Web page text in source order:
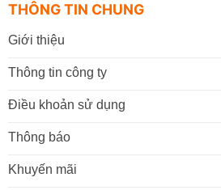
THÔNG TIN CHUNG
Giới thiệu
Thông tin công ty
Điều khoản sử dụng
Thông báo
Khuyến mãi